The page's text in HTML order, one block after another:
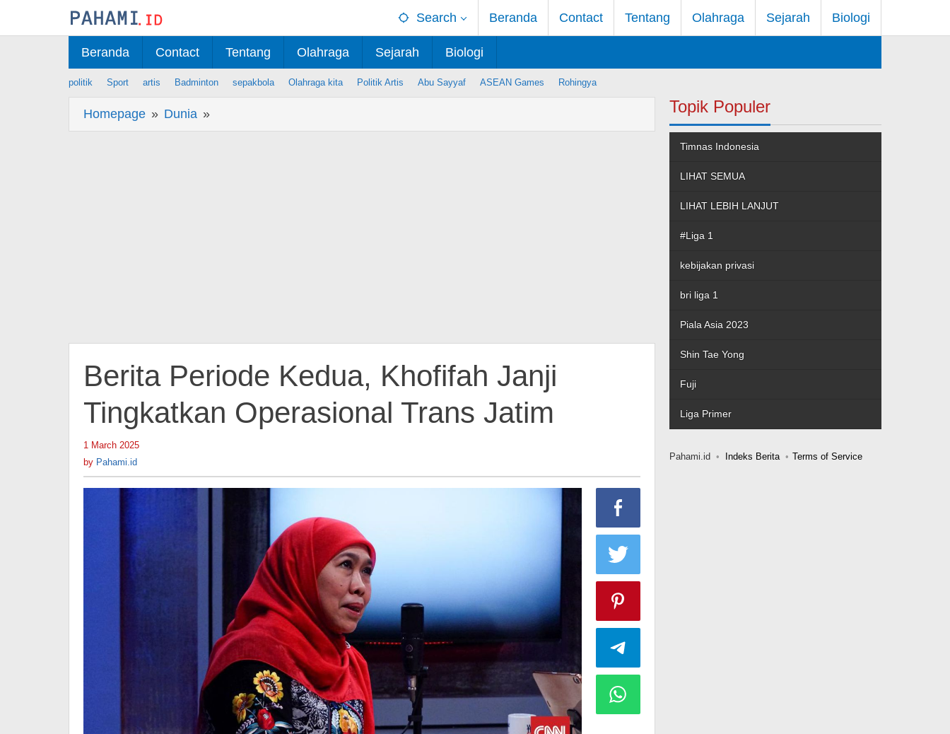
Search Beranda Contact Tentang Olahraga Sejarah Biologi
Beranda Contact Tentang Olahraga Sejarah Biologi
politik Sport artis Badminton sepakbola Olahraga kita Politik Artis Abu Sayyaf ASEAN Games Rohingya
Homepage » Dunia »
Periode
Berita Periode Kedua, Khofifah Janji
Tingkatkan Operasional Trans Jatim
1 March 2025
by Pahami.id
Topik Populer
Timnas Indonesia
LIHAT SEMUA
LIHAT LEBIH LANJUT
#Liga 1
kebijakan privasi
bri liga 1
Piala Asia 2023
Shin Tae Yong
Fuji
Liga Primer
Pahami.id Indeks Berita Terms of Service